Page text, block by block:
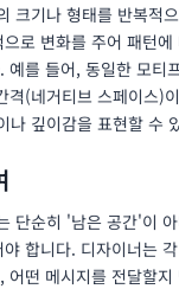
크기나 형태를 반복적
로 변화를 주어 패턴
예를 들어, 동일한 모티
격(네거티브 스페이스)
나 깊이감을 표현할 수
단순히 '남은 공간'이
합니다. 디자이너는
어떤 메시지를 전달할